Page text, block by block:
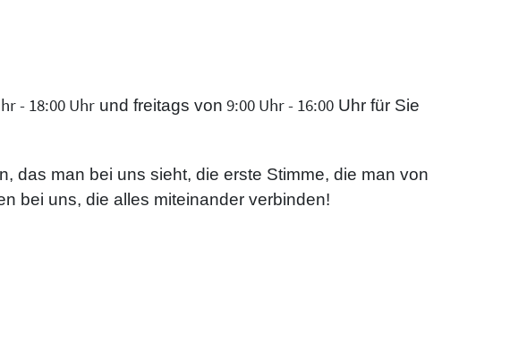
- 18:00 Uhr und freitags von 9:00 Uhr - 16:00 Uhr für Sie
das man bei uns sieht, die erste Stimme, die man von
bei uns, die alles miteinander verbinden!